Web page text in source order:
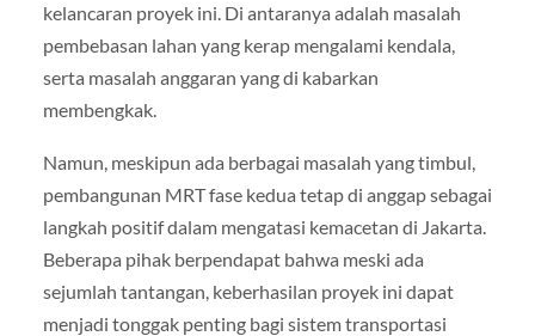
kelancaran proyek ini. Di antaranya adalah masalah
pembebasan lahan yang kerap mengalami kendala,
serta masalah anggaran yang di kabarkan
membengkak.
Namun, meskipun ada berbagai masalah yang timbul,
pembangunan MRT fase kedua tetap di anggap sebagai
langkah positif dalam mengatasi kemacetan di Jakarta.
Beberapa pihak berpendapat bahwa meski ada
sejumlah tantangan, keberhasilan proyek ini dapat
menjadi tonggak penting bagi sistem transportasi